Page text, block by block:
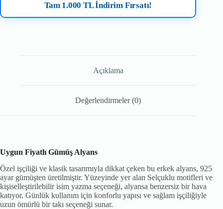
Tam 1.000 TL İndirim Fırsatı!
Açıklama
Değerlendirmeler (0)
Uygun Fiyatlı Gümüş Alyans
Özel işçiliği ve klasik tasarımıyla dikkat çeken bu erkek alyans, 925
ayar gümüşten üretilmiştir. Yüzeyinde yer alan Selçuklu motifleri ve
kişiselleştirilebilir isim yazma seçeneği, alyansa benzersiz bir hava
katıyor. Günlük kullanım için konforlu yapısı ve sağlam işçiliğiyle
uzun ömürlü bir takı seçeneği sunar.